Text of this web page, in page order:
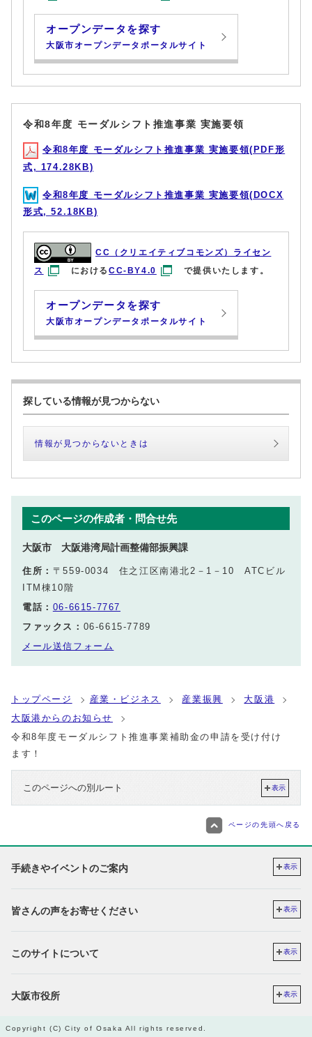
オープンデータを探す
大阪市オープンデータポータルサイト
令和8年度 モーダルシフト推進事業 実施要領
令和8年度 モーダルシフト推進事業 実施要領(PDF形
式, 174.28KB)
令和8年度 モーダルシフト推進事業 実施要領(DOCX
形式, 52.18KB)
CC（クリエイティブコモンズ）ライセン
ス
におけるCC-BY4.0 で提供いたします。
オープンデータを探す
大阪市オープンデータポータルサイト
探している情報が見つからない
情報が見つからないときは
このページの作成者・問合せ先
大阪市 大阪港湾局計画整備部振興課
住所： 〒559-0034 住之江区南港北2－1－10 ATCビル
ITM棟10階
電話： 06-6615-7767
ファックス： 06-6615-7789
メール送信フォーム
トップページ 産業・ビジネス 産業振興
大阪港
大阪港からのお知らせ
令和8年度モーダルシフト推進事業補助金の申請を受け付け
ます！
このページへの別ルート 表示
ページの先頭へ戻る
手続きやイベントのご案内 表示
皆さんの声をお寄せください 表示
このサイトについて 表示
大阪市役所 表示
Copyright (C) City of Osaka All rights reserved.